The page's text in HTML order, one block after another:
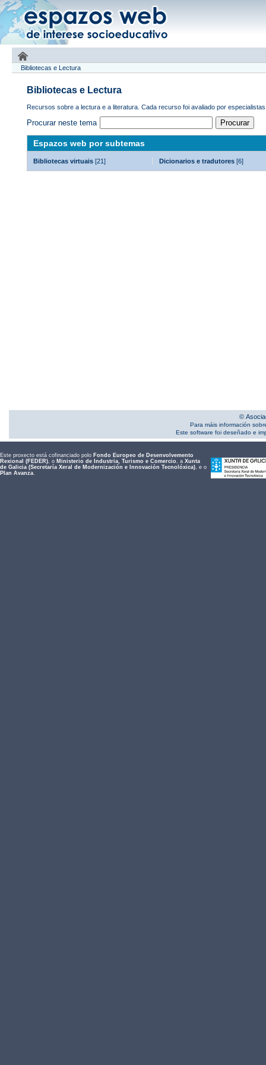
Bibliotecas e Lectura
Bibliotecas e Lectura
Recursos sobre a lectura e a literatura. Cada recurso foi avaliado por especialistas
Procurar neste tema
Espazos web por subtemas
Bibliotecas virtuais [21] Dicionarios e tradutores [6]
©
Para máis información
Este software foi deseñado e
Este proxecto está cofinanciado polo Fondo Europeo de Desenvolvemento
Rexional (FEDER), o Ministerio de Industria, Turismo e Comercio, a Xunta
de Galicia (Secretaría Xeral de Modernización e Innovación Tecnolóxica), e o
Plan Avanza.